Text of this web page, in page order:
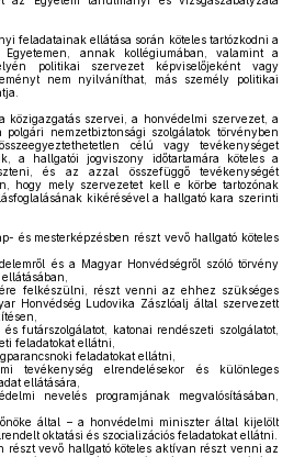
feladatainak ellátása során köteles tartózkodni a
Egyetemen, annak kollégiumában, valamint a
politikai szervezet képviselőjeként vagy
nem nyilváníthat, más személy politikai
közigazgatás szervei, a honvédelmi szervezet, a
nemzetbiztonsági szolgálatok törvényben
célú vagy tevékenységet
a hallgatói jogviszony időtartamára köteles a
és az azzal összefüggő tevékenységét
hogy mely szervezetet kell e körbe tartozónak
kikérésével a hallgató kara szerinti
és mesterképzésben részt vevő hallgató köteles
és a Magyar Honvédségről szóló törvény
felkészülni, részt venni az ehhez szükséges
Honvédség Ludovika Zászlóalj által szervezett
futárszolgálatot, katonai rendészeti szolgálatot,
feladatokat ellátni,
feladatokat ellátni,
tevékenység elrendelésekor és különleges
ellátására,
nevelés programjának megvalósításában,
által – a honvédelmi miniszter által kijelölt
oktatási és szocializációs feladatokat ellátni.
részt vevő hallgató köteles aktívan részt venni az